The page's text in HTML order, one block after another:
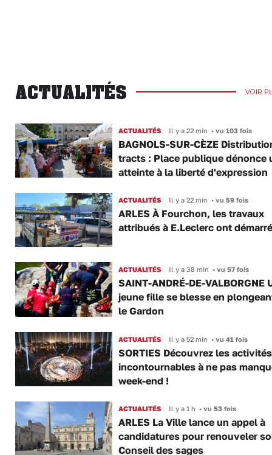
ACTUALITÉS VOIR
ACTUALITÉS Il y a 22 min •vu 103 fois
BAGNOLS-SUR-CÈZE
tracts : Place publique dénonce
atteinte à la liberté d'expression
ACTUALITÉS Il y a 22 min •vu 59 fois
ARLES À Fourchon, les travaux
attribués à E.Leclerc ont démarré
ACTUALITÉS Il y a 38 min •vu 57 fois
SAINT-ANDRÉ-DE-VALBORGNE
jeune fille se blesse en
le Gardon
ACTUALITÉS Il y a 52 min •vu 41 fois
SORTIES Découvrez les activités
incontournables à ne pas
week-end !
ACTUALITÉS Il y a 1 h •vu 53 fois
ARLES La Ville lance un appel à
candidatures pour renouveler
Conseil des sages